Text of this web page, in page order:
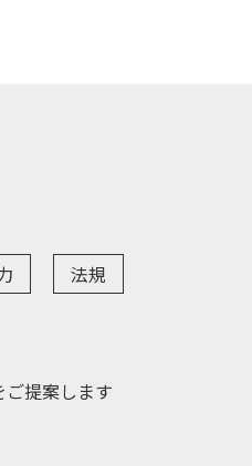
法規
提案します